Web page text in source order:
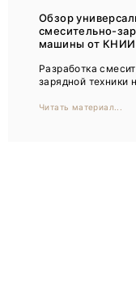
Обзор
смесительно-
машины от
Разработка
зарядной техники
Читать материал...